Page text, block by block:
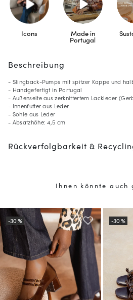
Icons Made in
Portugal
Beschreibung
- Slingback-Pumps mit spitzer Kappe und
- Handgefertigt in Portugal
- Außenseite aus zerknittertem Lackleder
- Innenfutter aus Leder
- Sohle aus Leder
- Absatzhöhe: 4,5 cm
Rückverfolgbarkeit &
Ihnen könnte auch